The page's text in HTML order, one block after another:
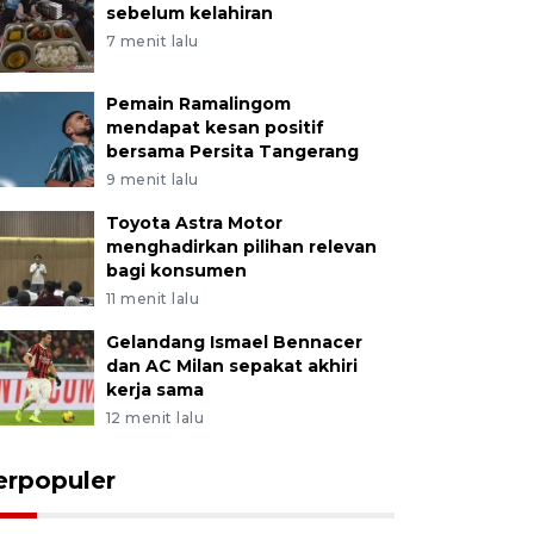
sebelum kelahiran
7 menit lalu
Pemain Ramalingom
mendapat kesan positif
bersama Persita Tangerang
9 menit lalu
Toyota Astra Motor
menghadirkan pilihan relevan
bagi konsumen
11 menit lalu
Gelandang Ismael Bennacer
dan AC Milan sepakat akhiri
kerja sama
12 menit lalu